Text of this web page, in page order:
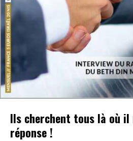
Ils cherchent tous là où il
réponse !